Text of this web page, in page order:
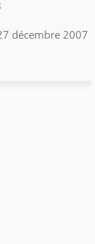
décembre 2007